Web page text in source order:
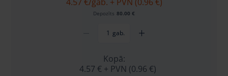
Depozīts 80.00 €
gab.
Kopā:
4.57 € + PVN (0.96 €)